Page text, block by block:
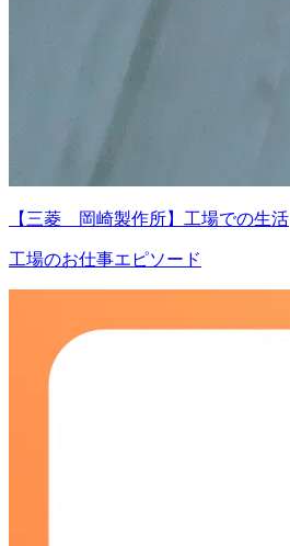
【三菱 岡崎製作所】工場での生活
工場のお仕事エピソード